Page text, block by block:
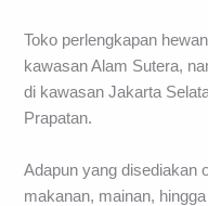
Toko perlengkapan
kawasan Alam Sutera,
di kawasan Jakarta
Prapatan.
Adapun yang disediakan
makanan, mainan,